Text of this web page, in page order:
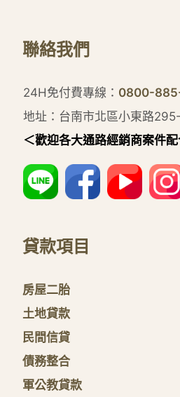
聯絡我們
24H免付費專線： 0800-
地址：台南市北區小東路
＜歡迎各大通路經銷商案件
貸款項目
房屋二胎
土地貸款
民間信貸
債務整合
軍公教貸款